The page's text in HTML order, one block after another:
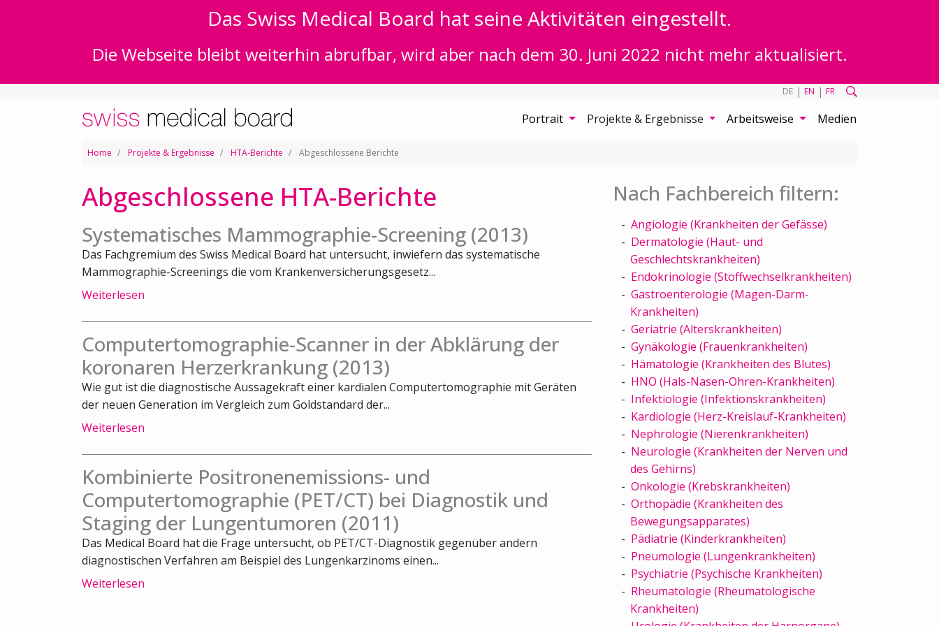
Das Swiss Medical Board hat seine Aktivitäten eingestellt.
Die Webseite bleibt weiterhin abrufbar, wird aber nach dem 30. Juni 2022 nicht mehr aktualisiert.
DE | EN | FR
Portrait Projekte & Ergebnisse Arbeitsweise Medien
Home Projekte & Ergebnisse HTA-Berichte Abgeschlossene Berichte
Abgeschlossene HTA-Berichte
Systematisches Mammographie-Screening (2013)
Das Fachgremium des Swiss Medical Board hat untersucht, inwiefern das systematische
Mammographie-Screenings die vom Krankenversicherungsgesetz...
Weiterlesen
Computertomographie-Scanner in der Abklärung der
koronaren Herzerkrankung (2013)
Wie gut ist die diagnostische Aussagekraft einer kardialen Computertomographie mit Geräten
der neuen Generation im Vergleich zum Goldstandard der...
Weiterlesen
Kombinierte Positronenemissions- und
Computertomographie (PET/CT) bei Diagnostik und
Staging der Lungentumoren (2011)
Das Medical Board hat die Frage untersucht, ob PET/CT-Diagnostik gegenüber andern
diagnostischen Verfahren am Beispiel des Lungenkarzinoms einen...
Weiterlesen
Nach Fachbereich filtern:
Angiologie (Krankheiten der Gefässe)
Dermatologie (Haut- und
Geschlechtskrankheiten)
Endokrinologie (Stoffwechselkrankheiten)
Gastroenterologie (Magen-Darm-
Krankheiten)
Geriatrie (Alterskrankheiten)
Gynäkologie (Frauenkrankheiten)
Hämatologie (Krankheiten des Blutes)
HNO (Hals-Nasen-Ohren-Krankheiten)
Infektiologie (Infektionskrankheiten)
Kardiologie (Herz-Kreislauf-Krankheiten)
Nephrologie (Nierenkrankheiten)
Neurologie (Krankheiten der Nerven und
des Gehirns)
Onkologie (Krebskrankheiten)
Orthopädie (Krankheiten des
Bewegungsapparates)
Pädiatrie (Kinderkrankheiten)
Pneumologie (Lungenkrankheiten)
Psychiatrie (Psychische Krankheiten)
Rheumatologie (Rheumatologische
Krankheiten)